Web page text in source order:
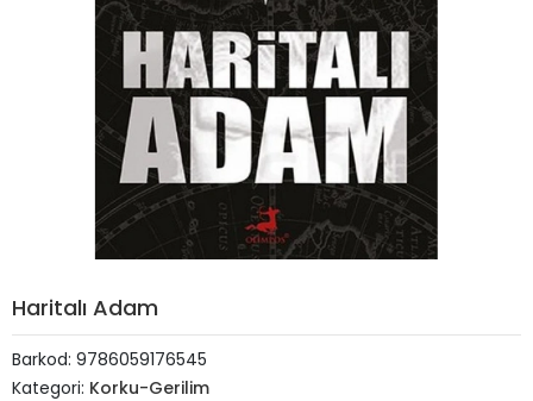
Haritalı Adam
Barkod: 9786059176545
Kategori: Korku-Gerilim